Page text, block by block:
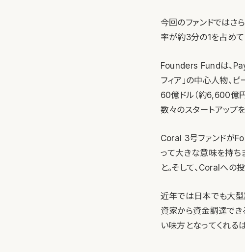
今回のファンドではさ
率が約3分の1を占めて
Founders Fundは、
フィア」の中心人物、
60億ドル（約6,600億
数々のスタートアップ
Coral 3号ファンドが
って大きな意味を持ち
と。そして、Coralへの
近年では日本でも大型
資家から資金調達でき
い味方となってくれる